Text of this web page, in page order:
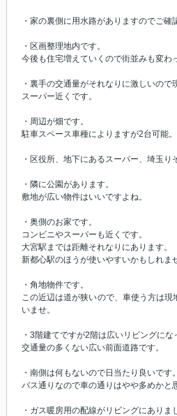
・家の裏側に用水路がありますのでご確
・区画整理地内です。
今後も住宅増えていくので街並みも変わ
・裏手の交通量がそれなりに激しいので
スーパー近くです。
・周辺が畑です。
駐車スペース車種によりますが2台可能。
・区役所、地下にあるスーパー、埼玉り
・隣に公園があります。
敷地が広い物件はいいですよね。
・奥側のお家です。
コンビニやスーパーも近くです。
大宮駅までは距離それなりにあります。
新都心駅のほうが使いやすいかもしれま
・角地物件です。
この近辺は道が狭いので、車使う方は現
いませ。
・3階建てですが2階は広いリビングにな
交通量の多くない広い前面道路です。
・南側は何もないので日当たり良いです。
バス通りなので車の通りはやや多めかと
・ガス暖房用の配線がリビングにありま